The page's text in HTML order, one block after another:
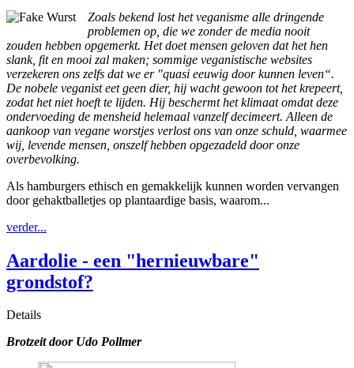
Zoals bekend lost het veganisme alle dringende
problemen op, die we zonder de media nooit
zouden hebben opgemerkt. Het doet mensen geloven dat het hen
slank, fit en mooi zal maken; sommige veganistische websites
verzekeren ons zelfs dat we er "quasi eeuwig door kunnen leven“.
De nobele veganist eet geen dier, hij wacht gewoon tot het krepeert,
zodat het niet hoeft te lijden. Hij beschermt het klimaat omdat deze
ondervoeding de mensheid helemaal vanzelf decimeert. Alleen de
aankoop van vegane worstjes verlost ons van onze schuld, waarmee
wij, levende mensen, onszelf hebben opgezadeld door onze
overbevolking.
Als hamburgers ethisch en gemakkelijk kunnen worden vervangen
door gehaktballetjes op plantaardige basis, waarom...
verder...
Aardolie - een "hernieuwbare"
grondstof?
Details
Brotzeit door Udo Pollmer